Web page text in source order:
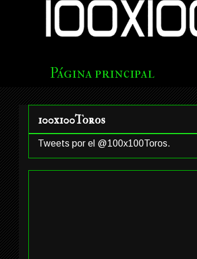
Página principal
100x100Toros
Tweets por el @100x100Toros.